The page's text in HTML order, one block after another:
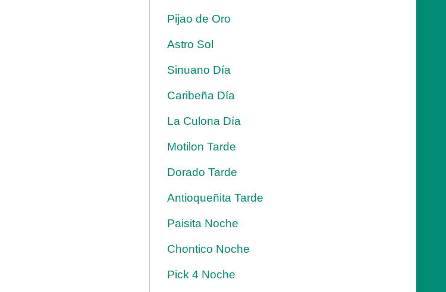
Pijao de Oro
Astro Sol
Sinuano Día
Caribeña Día
La Culona Día
Motilon Tarde
Dorado Tarde
Antioqueñita Tarde
Paisita Noche
Chontico Noche
Pick 4 Noche